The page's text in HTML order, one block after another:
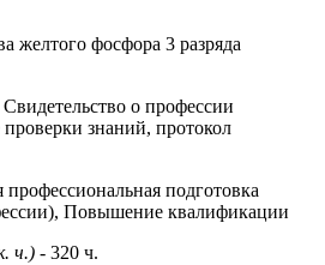
желтого фосфора 3 разряда
Свидетельство о профессии
проверки знаний, протокол
профессиональная подготовка
Повышение квалификации
ч.) - 320 ч.